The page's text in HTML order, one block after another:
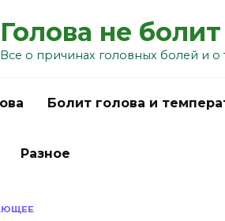
Голова не болит
Все о причинах головных болей и о
Болит голова и
Разное